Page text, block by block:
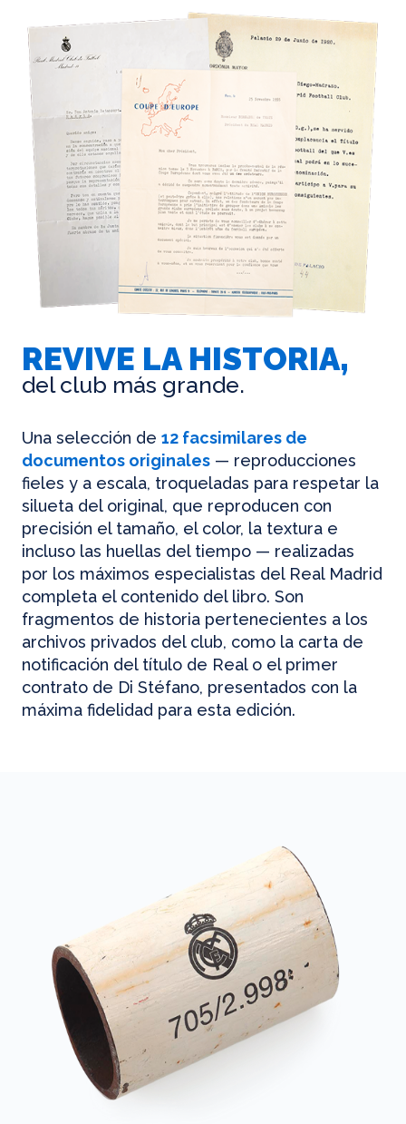
REVIVE LA HISTORIA,
del club más grande.
Una selección de 12 facsimilares de
documentos originales — reproducciones
fieles y a escala, troqueladas para respetar la
silueta del original, que reproducen con
precisión el tamaño, el color, la textura e
incluso las huellas del tiempo — realizadas
por los máximos especialistas del Real Madrid
completa el contenido del libro. Son
fragmentos de historia pertenecientes a los
archivos privados del club, como la carta de
notificación del título de Real o el primer
contrato de Di Stéfano, presentados con la
máxima fidelidad para esta edición.